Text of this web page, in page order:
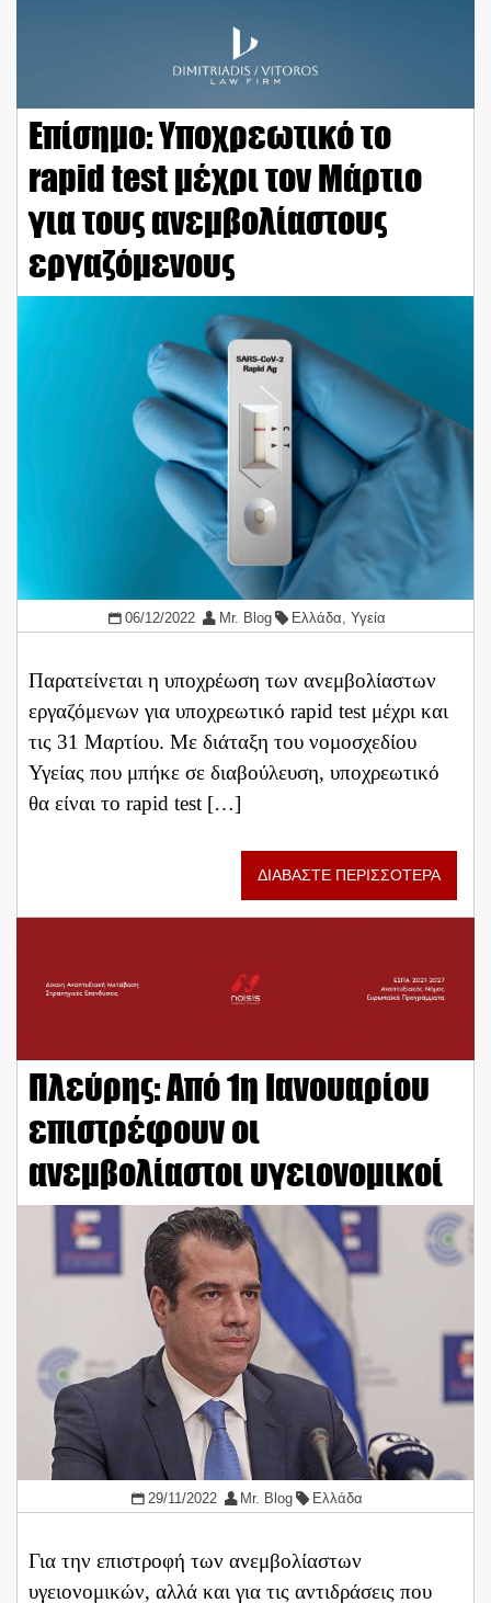
Επίσημο: Υποχρεωτικό το
rapid test μέχρι τον Μάρτιο
για τους ανεμβολίαστους
εργαζόμενους
06/12/2022 Mr. Blog Ελλάδα, Υγεία
Παρατείνεται η υποχρέωση των ανεμβολίαστων
εργαζόμενων για υποχρεωτικό rapid test μέχρι και
τις 31 Μαρτίου. Με διάταξη του νομοσχεδίου
Υγείας που μπήκε σε διαβούλευση, υποχρεωτικό
θα είναι το rapid test […]
ΔΙΑΒΑΣΤΕ ΠΕΡΙΣΣΟΤΕΡΑ
Πλεύρης: Από 1η Ιανουαρίου
επιστρέφουν οι
ανεμβολίαστοι υγειονομικοί
29/11/2022 Mr. Blog Ελλάδα
Για την επιστροφή των ανεμβολίαστων
υγειονομικών, αλλά και για τις αντιδράσεις που